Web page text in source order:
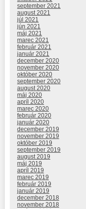
september 2021
august 2021
júl 2021
jún 2021
máj 2021
marec 2021
február 2021
január 2021
december 2020
november 2020
október 2020
september 2020
august 2020
máj 2020
apríl 2020
marec 2020
február 2020
január 2020
december 2019
november 2019
október 2019
september 2019
august 2019
máj 2019
apríl 2019
marec 2019
február 2019
január 2019
december 2018
november 2018